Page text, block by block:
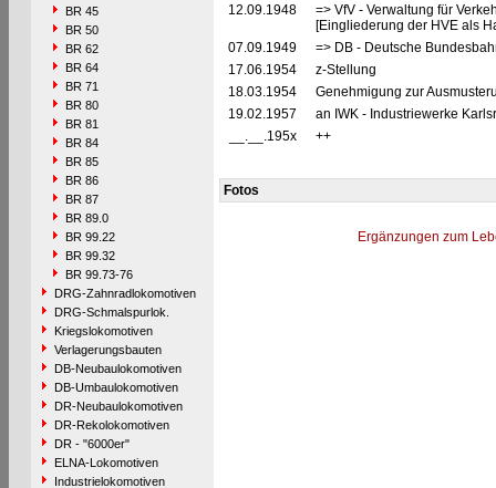
BR 45
BR 50
BR 62
BR 64
BR 71
BR 80
BR 81
BR 84
BR 85
BR 86
BR 87
BR 89.0
BR 99.22
BR 99.32
BR 99.73-76
DRG-Zahnradlokomotiven
DRG-Schmalspurlok.
Kriegslokomotiven
Verlagerungsbauten
DB-Neubaulokomotiven
DB-Umbaulokomotiven
DR-Neubaulokomotiven
DR-Rekolokomotiven
DR - "6000er"
ELNA-Lokomotiven
Industrielokomotiven
12.09.1948
=> VfV - Verwaltung für
[Eingliederung der HVE als
07.09.1949
=> DB - Deutsche
17.06.1954
z-Stellung
18.03.1954
Genehmigung zur
19.02.1957
an IWK - Industriewerke
__.__.195x
++
Fotos
Ergänzungen zum